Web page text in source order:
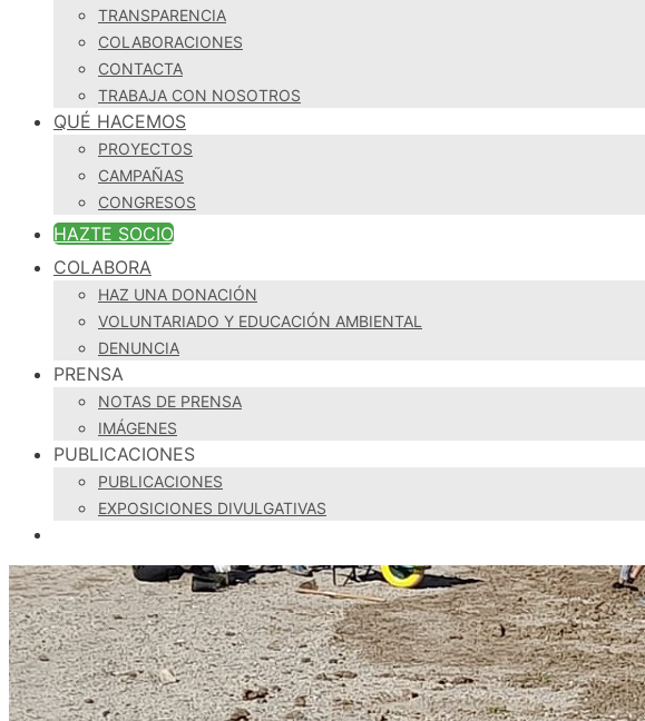
TRANSPARENCIA
COLABORACIONES
CONTACTA
TRABAJA CON NOSOTROS
QUÉ HACEMOS
PROYECTOS
CAMPAÑAS
CONGRESOS
HAZTE SOCIO
COLABORA
HAZ UNA DONACIÓN
VOLUNTARIADO Y EDUCACIÓN AMBIENTAL
DENUNCIA
PRENSA
NOTAS DE PRENSA
IMÁGENES
PUBLICACIONES
PUBLICACIONES
EXPOSICIONES DIVULGATIVAS